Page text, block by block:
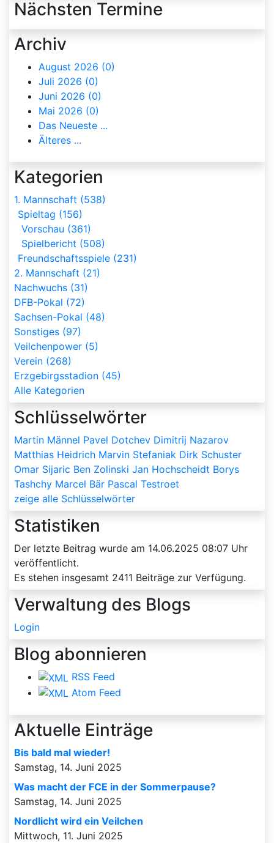
Nächsten Termine
Archiv
August 2026 (0)
Juli 2026 (0)
Juni 2026 (0)
Mai 2026 (0)
Das Neueste ...
Älteres ...
Kategorien
1. Mannschaft (538)
Spieltag (156)
Vorschau (361)
Spielbericht (508)
Freundschaftsspiele (231)
2. Mannschaft (21)
Nachwuchs (31)
DFB-Pokal (72)
Sachsen-Pokal (48)
Sonstiges (97)
Veilchenpower (5)
Verein (268)
Erzgebirgsstadion (45)
Alle Kategorien
Schlüsselwörter
Martin Männel Pavel Dotchev Dimitrij Nazarov
Matthias Heidrich Marvin Stefaniak Dirk Schuster
Omar Sijaric Ben Zolinski Jan Hochscheidt Borys
Tashchy Marcel Bär Pascal Testroet
zeige alle Schlüsselwörter
Statistiken
Der letzte Beitrag wurde am 14.06.2025 08:07 Uhr
veröffentlicht.
Es stehen insgesamt 2411 Beiträge zur Verfügung.
Verwaltung des Blogs
Login
Blog abonnieren
RSS Feed
Atom Feed
Aktuelle Einträge
Bis bald mal wieder!
Samstag, 14. Juni 2025
Was macht der FCE in der Sommerpause?
Samstag, 14. Juni 2025
Nordlicht wird ein Veilchen
Mittwoch, 11. Juni 2025